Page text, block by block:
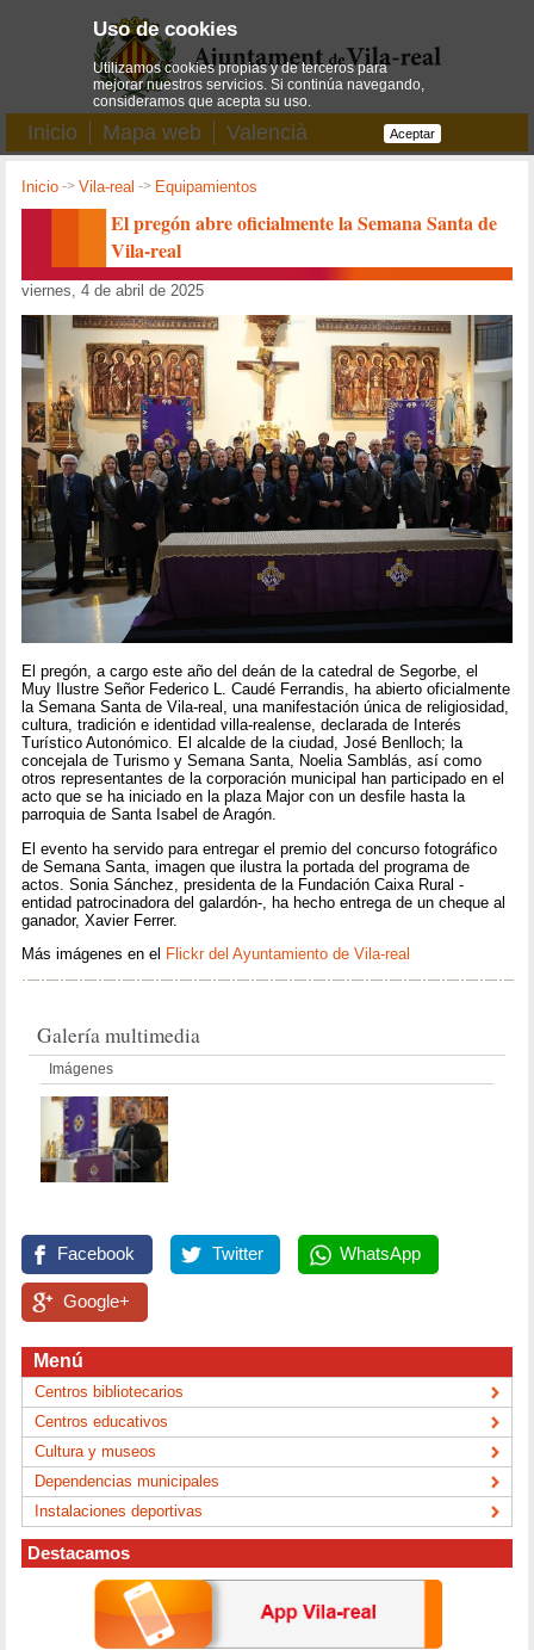
Inicio Mapa web Valencià
Inicio ->Vila-real -> Equipamientos
El pregón abre oficialmente la Semana Santa de
Vila-real
viernes, 4 de abril de 2025
El pregón, a cargo este año del deán de la catedral de Segorbe, el
Muy Ilustre Señor Federico L. Caudé Ferrandis, ha abierto oficialmente
la Semana Santa de Vila-real, una manifestación única de religiosidad,
cultura, tradición e identidad villa-realense, declarada de Interés
Turístico Autonómico. El alcalde de la ciudad, José Benlloch; la
concejala de Turismo y Semana Santa, Noelia Samblás, así como
otros representantes de la corporación municipal han participado en el
acto que se ha iniciado en la plaza Major con un desfile hasta la
parroquia de Santa Isabel de Aragón.
El evento ha servido para entregar el premio del concurso fotográfico
de Semana Santa, imagen que ilustra la portada del programa de
actos. Sonia Sánchez, presidenta de la Fundación Caixa Rural -
entidad patrocinadora del galardón-, ha hecho entrega de un cheque al
ganador, Xavier Ferrer.
Más imágenes en el Flickr del Ayuntamiento de Vila-real
Galería multimedia
Imágenes
Facebook Twitter WhatsApp
Google+
Menú
Centros bibliotecarios
Centros educativos
Cultura y museos
Dependencias municipales
Instalaciones deportivas
Destacamos
Uso de cookies
Utilizamos cookies propias y de terceros para
mejorar nuestros servicios. Si continúa navegando,
consideramos que acepta su uso.
Aceptar